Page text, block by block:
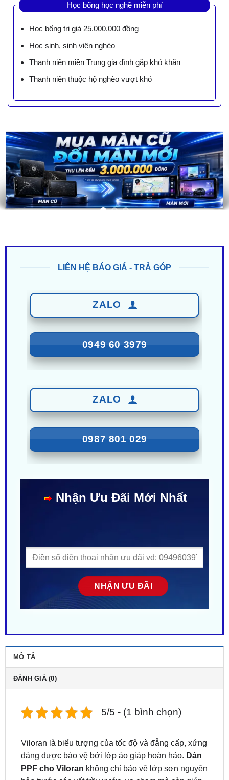
Học bổng học nghề miễn phí
Học bổng trị giá 25.000.000 đồng
Học sinh, sinh viên nghèo
Thanh niên miền Trung gia đình gặp khó khăn
Thanh niên thuộc hộ nghèo vượt khó
0949 60 3979
0987 801 029
ĐÁNH GIÁ (0)
Viloran là biểu tượng của tốc độ và đẳng cấp, xứng
PPF cho Vilorankhông chỉ bảo vệ lớp sơn nguyên
bản trước các vết trầy xước, va chạm mà còn giúp
duy trì vẻ ngoài xe hoàn mỹ và bền bỉ theo thời